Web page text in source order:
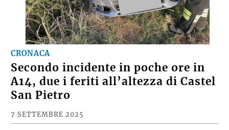
CRONACA
Secondo incidente in poche ore in
A14, due i feriti all’altezza di Castel
San Pietro
7 SETTEMBRE 2025